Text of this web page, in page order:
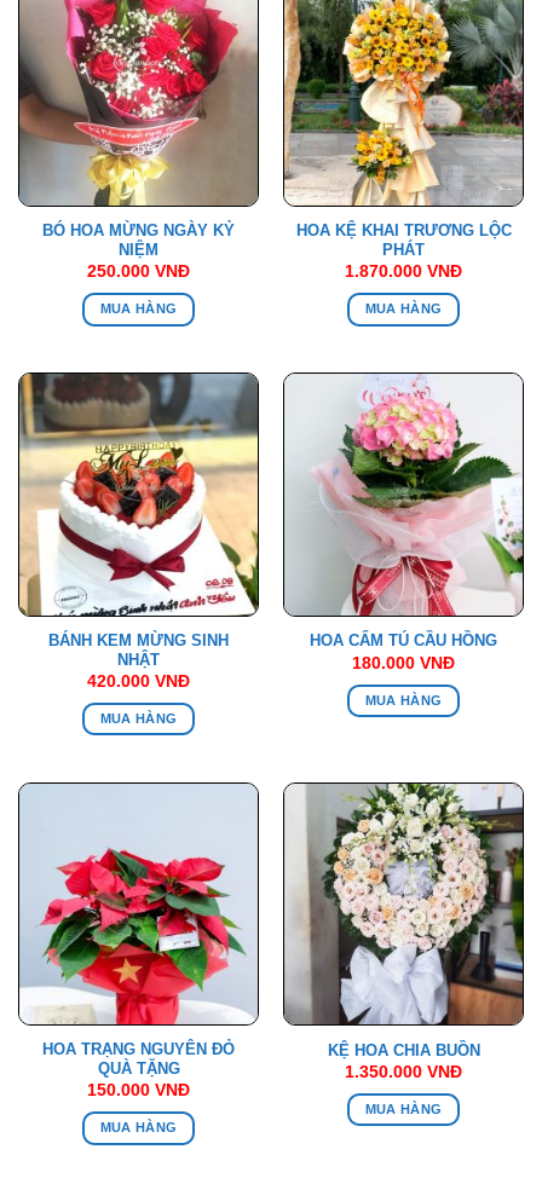
BÓ HOA MỪNG NGÀY KỶ
NIỆM
250.000 VNĐ
MUA HÀNG
HOA KỆ KHAI TRƯƠNG LỘC
PHÁT
1.870.000 VNĐ
MUA HÀNG
BÁNH KEM MỪNG SINH
NHẬT
420.000 VNĐ
MUA HÀNG
HOA CẨM TÚ CẦU HỒNG
180.000 VNĐ
MUA HÀNG
HOA TRẠNG NGUYÊN ĐỎ
QUÀ TẶNG
150.000 VNĐ
MUA HÀNG
KỆ HOA CHIA BUỒN
1.350.000 VNĐ
MUA HÀNG